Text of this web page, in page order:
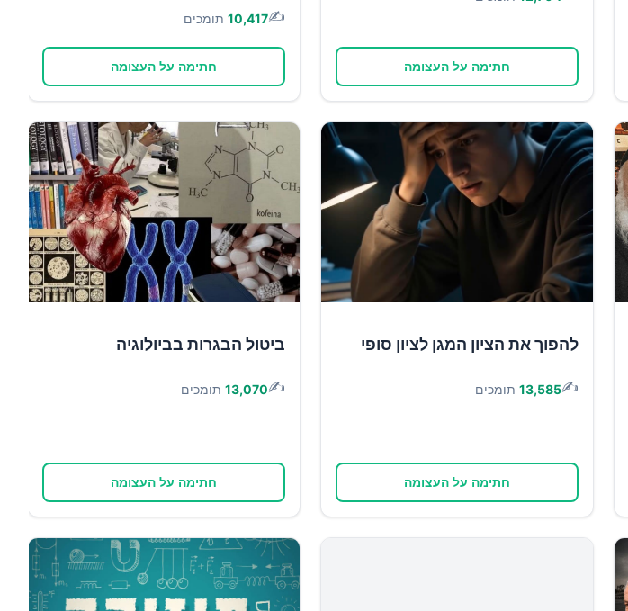
חתימה על העצומה
✍️
10,417 תומכים
חתימה על העצומה
להפוך את הציון המגן לציון סופי
✍️
13,585 תומכים
חתימה על העצומה
ביטול הבגרות בביולוגיה
✍️
13,070 תומכים
חתימה על העצומה